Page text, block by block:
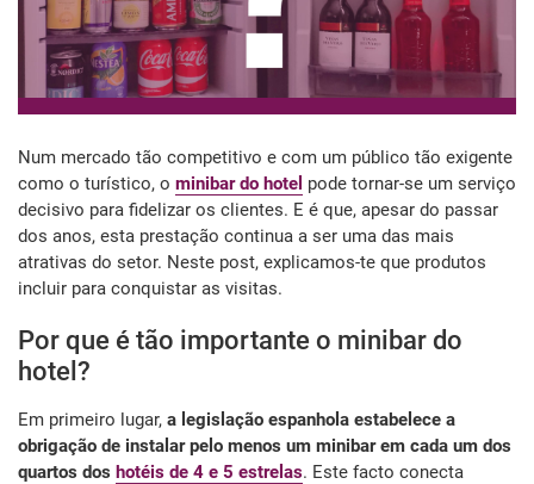
Num mercado tão competitivo e com um público tão exigente
como o turístico, o minibar do hotel pode tornar-se um serviço
decisivo para fidelizar os clientes. E é que, apesar do passar
dos anos, esta prestação continua a ser uma das mais
atrativas do setor. Neste post, explicamos-te que produtos
incluir para conquistar as visitas.
Por que é tão importante o minibar do
hotel?
Em primeiro lugar, a legislação espanhola estabelece a
obrigação de instalar pelo menos um minibar em cada um dos
quartos dos hotéis de 4 e 5 estrelas. Este facto conecta